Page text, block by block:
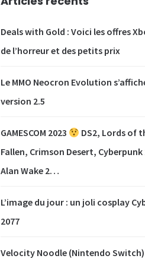
Deals with Gold : Voici les offres
de l’horreur et des petits prix
Le MMO Neocron Evolution
version 2.5
GAMESCOM 2023
DS2, Lords of
Fallen, Crimson Desert, Cyberpunk
Alan Wake 2…
L’image du jour : un joli cosplay
2077
Velocity Noodle (Nintendo Switch)